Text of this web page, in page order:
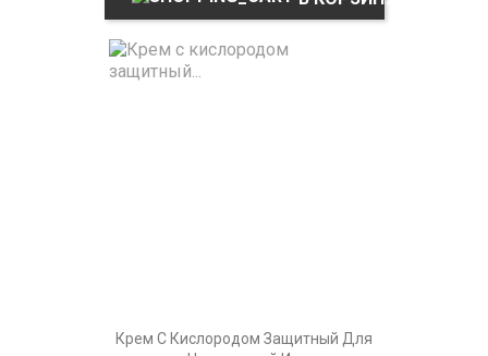
Крем С Кислородом Защитный Для